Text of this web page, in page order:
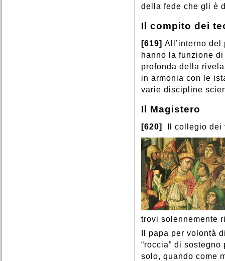
della fede che gli è
Il compito dei
[619] All’interno
hanno la funzione
profonda della
in armonia con le
varie discipline
Il Magistero
[620] Il collegio dei
trovi solennemente
Il papa per volontà
“roccia” di
solo, quando come